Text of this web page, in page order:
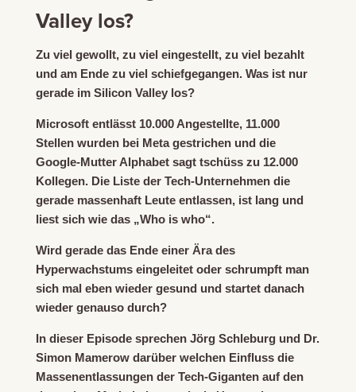
Valley los?
Zu viel gewollt, zu viel eingestellt, zu viel bezahlt
und am Ende zu viel schiefgegangen. Was ist nur
gerade im Silicon Valley los?
Microsoft entlässt 10.000 Angestellte, 11.000
Stellen wurden bei Meta gestrichen und die
Google-Mutter Alphabet sagt tschüss zu 12.000
Kollegen. Die Liste der Tech-Unternehmen die
gerade massenhaft Leute entlassen, ist lang und
liest sich wie das „Who is who“.
Wird gerade das Ende einer Ära des
Hyperwachstums eingeleitet oder schrumpft man
sich mal eben wieder gesund und startet danach
wieder genauso durch?
In dieser Episode sprechen Jörg Schleburg und Dr.
Simon Mamerow darüber welchen Einfluss die
Massenentlassungen der Tech-Giganten auf den